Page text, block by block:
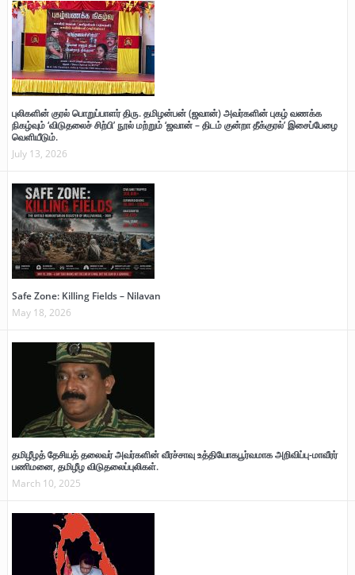
புலிகளின் குரல் பொறுப்பாளர் திரு. தமிழன்பன் (ஜவான்) அவர்களின் புகழ் வணக்க
நிகழ்வும் ‘விடுதலைச் சிற்பி’ நூல் மற்றும் ‘ஜவான் – திடம் குன்றா தீக்குரல்’ இசைப்பேழை
வெளியீடும்.
July 13, 2026
Safe Zone: Killing Fields – Nilavan
May 18, 2026
தமிழீழத் தேசியத் தலைவர் அவர்களின் வீரச்சாவு உத்தியோகபூர்வமாக அறிவிப்பு-மாவீரர்
பணிமனை, தமிழீழ விடுதலைப்புலிகள்.
March 10, 2025